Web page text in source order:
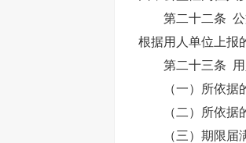
第二十二条 公益
根据用人单位上报
第二十三条 用人
（一）所依据的
（二）所依据的
（三）期限届